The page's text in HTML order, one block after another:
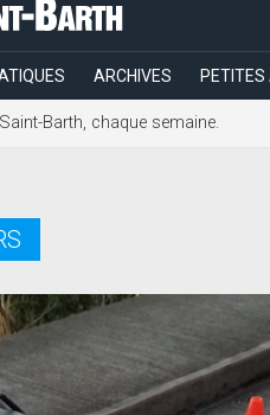
ARCHIVES PETITES
Barth, chaque semaine.